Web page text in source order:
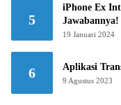
5
iPhone Ex
Jawabannya!
19 Januari 2024
6 Aplikasi
9 Agustus 2023